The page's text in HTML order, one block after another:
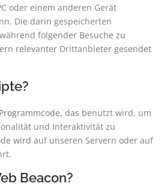
oder einem anderen Gerät
Die darin gespeicherten
folgender Besuche zu
relevanter Drittanbieter gesendet
das benutzt wird, um
und Interaktivität zu
wird auf unseren Servern oder auf
Beacon?